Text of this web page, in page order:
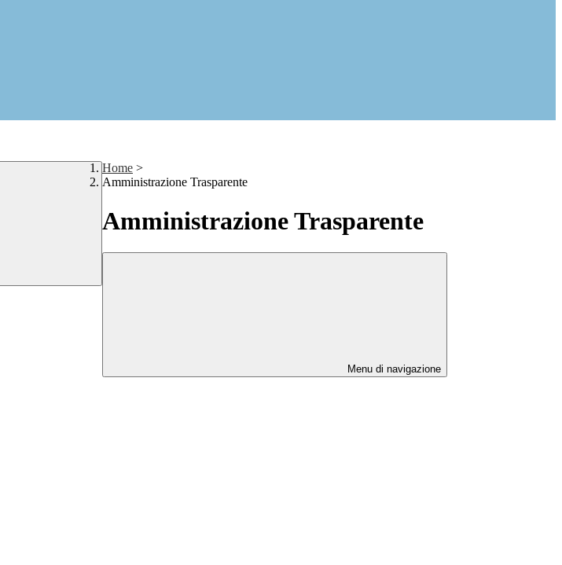
Home >
Amministrazione Trasparente
Amministrazione Trasparente
Menu di navigazione